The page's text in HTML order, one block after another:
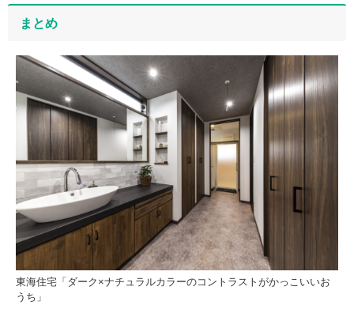
まとめ
東海住宅「ダーク×ナチュラルカラーのコントラストがかっこいいお
うち」